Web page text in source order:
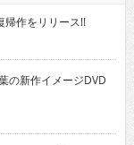
帰作をリリース!!
の新作イメージDVD